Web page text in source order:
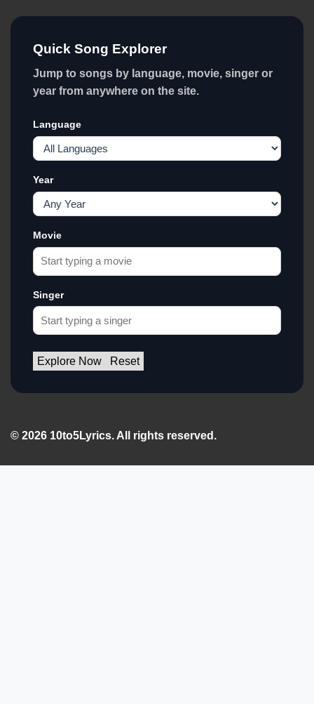
Quick Song Explorer
Jump to songs by language, movie, singer or
year from anywhere on the site.
Language
Year
Movie
Singer
Explore Now Reset
© 2026 10to5Lyrics. All rights reserved.